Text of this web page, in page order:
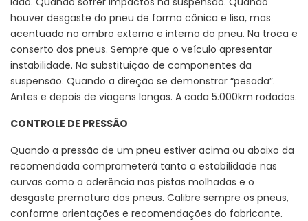
houver desgaste do pneu de forma cônica e lisa, mas
acentuado no ombro externo e interno do pneu. Na troca e
conserto dos pneus. Sempre que o veículo apresentar
instabilidade. Na substituição de componentes da
suspensão. Quando a direção se demonstrar “pesada”.
Antes e depois de viagens longas. A cada 5.000km rodados.
CONTROLE DE PRESSÃO
Quando a pressão de um pneu estiver acima ou abaixo da
recomendada comprometerá tanto a estabilidade nas
curvas como a aderência nas pistas molhadas e o
desgaste prematuro dos pneus. Calibre sempre os pneus,
conforme orientações e recomendações do fabricante.